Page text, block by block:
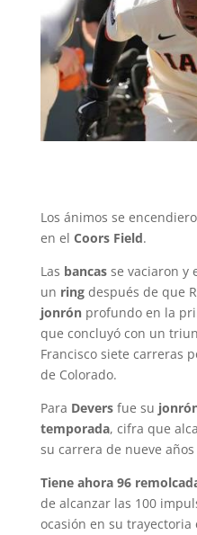
Los ánimos se
en el Coors Field.
Las bancasse vaciaron y
un ringdespués de que
jonrónprofundo en la
que concluyó con un
Francisco siete carreras
de Colorado.
Para Deversfue su
temporada, cifra que
su carrera de nueve
Tiene ahora 96
de alcanzar las 100
ocasión en su trayectoria